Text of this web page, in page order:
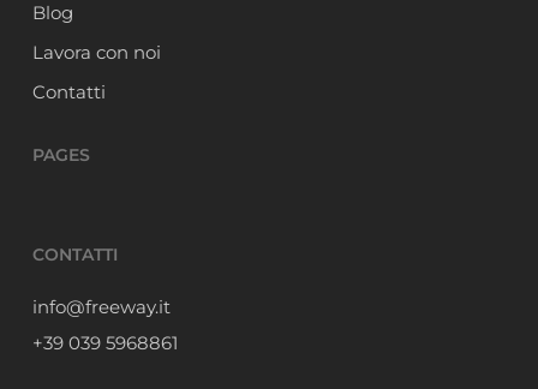
Blog
Lavora con noi
Contatti
PAGES
CONTATTI
info@freeway.it
+39 039 5968861